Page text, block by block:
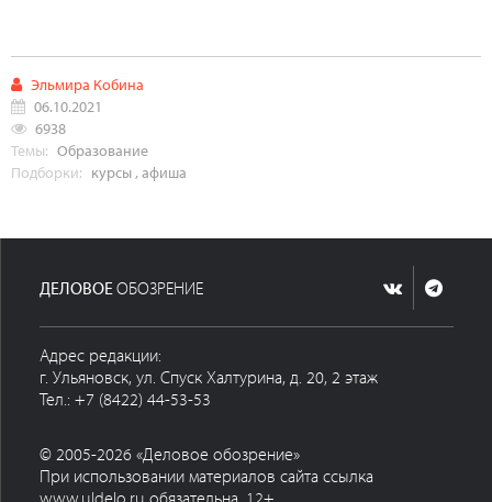
Эльмира Кобина
06.10.2021
6938
Темы: Образование
Подборки: курсы ,афиша
ДЕЛОВОЕ ОБОЗРЕНИЕ
Адрес редакции:
г. Ульяновск, ул. Спуск Халтурина, д. 20, 2 этаж
Тел.: +7 (8422) 44-53-53
© 2005-2026 «Деловое обозрение»
При использовании материалов сайта ссылка
www.uldelo.ru обязательна. 12+